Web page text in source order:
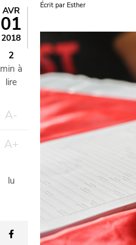
AVR
01
2018
2
min à
lire
A-
A+
lu
facebook
Écrit par Esther
Image